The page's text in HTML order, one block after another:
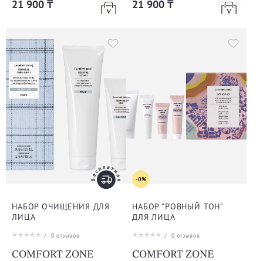
21 900 ₸ 21 900 ₸
НАБОР ОЧИЩЕНИЯ ДЛЯ
ЛИЦА
/ 0 отзывов
COMFORT ZONE
-0%
НАБОР "РОВНЫЙ ТОН"
ДЛЯ ЛИЦА
/ 0 отзывов
COMFORT ZONE